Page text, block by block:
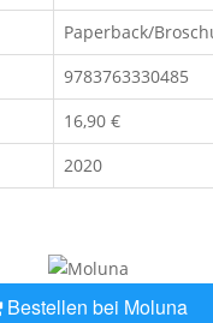
Paperback/
9783763330485
16,90 €
2020
Bestellen bei Moluna